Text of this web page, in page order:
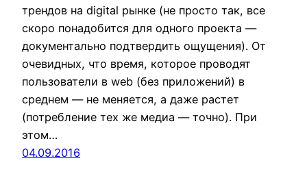
трендов на digital рынке (не просто так, все
скоро понадобится для одного проекта —
документально подтвердить ощущения). От
очевидных, что время, которое проводят
пользователи в web (без приложений) в
среднем — не меняется, а даже растет
(потребление тех же медиа — точно). При
этом…
04.09.2016